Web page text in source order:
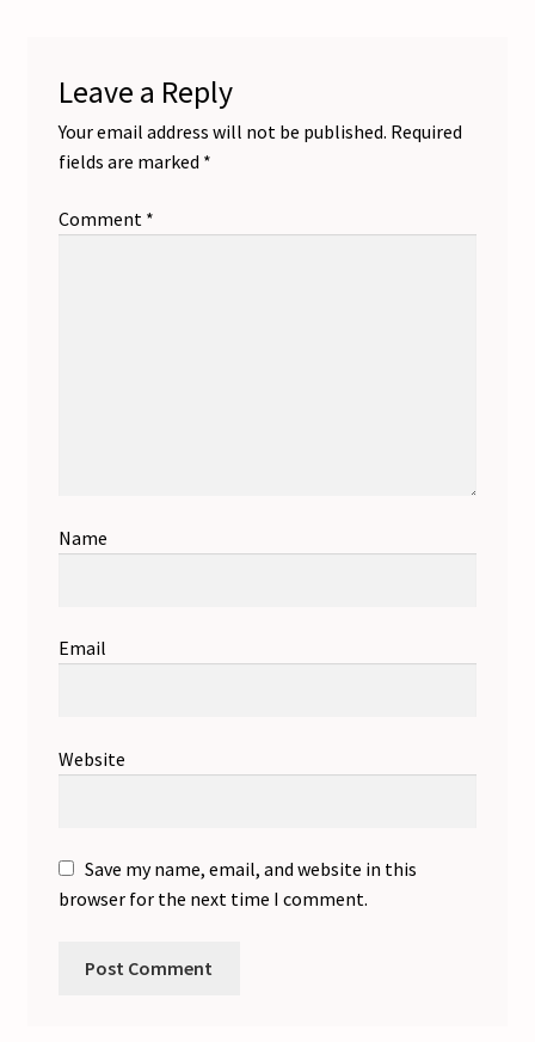
Leave a Reply
Your email address will not be published. Required
fields are marked *
Comment *
Name
Email
Website
Save my name, email, and website in this
browser for the next time I comment.